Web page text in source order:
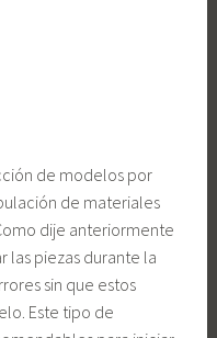
de modelos por
de materiales
dije anteriormente
las piezas durante la
sin que estos
Este tipo de